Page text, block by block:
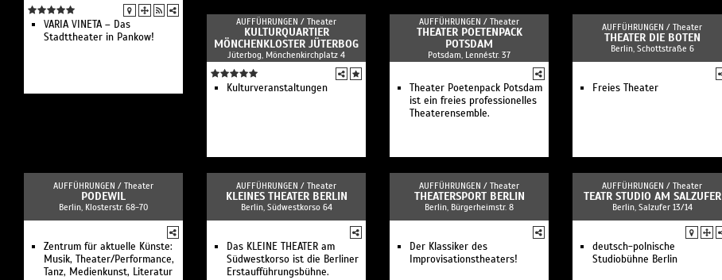
VARIA VINETA – Das
Stadttheater in Pankow!
AUFFÜHRUNGEN / Theater
KULTURQUARTIER
MÖNCHENKLOSTER JÜTERBOG
Jüterbog, Mönchenkirchplatz 4
Kulturveranstaltungen
AUFFÜHRUNGEN / Theater
THEATER POETENPACK
POTSDAM
Potsdam, Lennéstr. 37
Theater Poetenpack Potsdam
ist ein freies professionelles
Theaterensemble.
AUFFÜHRUNGEN / Theater
THEATER DIE BOTEN
Berlin, Schottstraße 6
Freies Theater
AUFFÜHRUNGEN / Theater
PODEWIL
Berlin, Klosterstr. 68-70
Zentrum für aktuelle Künste:
Musik, Theater/Performance,
Tanz, Medienkunst, Literatur
AUFFÜHRUNGEN / Theater
KLEINES THEATER BERLIN
Berlin, Südwestkorso 64
Das KLEINE THEATER am
Südwestkorso ist die Berliner
Erstaufführungsbühne.
AUFFÜHRUNGEN / Theater
THEATERSPORT BERLIN
Berlin, Bürgerheimstr. 8
Der Klassiker des
Improvisationstheaters!
AUFFÜHRUNGEN / Theater
TEATR STUDIO AM SALZUFER
Berlin, Salzufer 13/14
deutsch-polnische
Studiobühne Berlin